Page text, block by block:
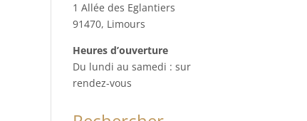
1 Allée des Eglantiers
91470, Limours
Heures d’ouverture
Du lundi au samedi : sur
rendez-vous